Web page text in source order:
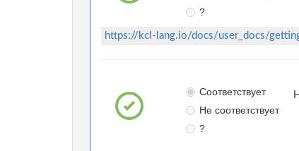
?
https://kcl-lang.io/docs/user_docs/
Соответствует
Не соответствует
?